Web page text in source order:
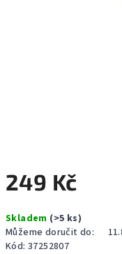
249 Kč
cena:
Skladem (>5 ks)
Můžeme doručit do:
Kód: 37252807